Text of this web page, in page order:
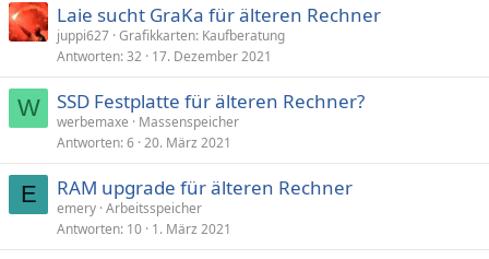
Laie sucht GraKa für älteren Rechner
juppi627 Grafikkarten: Kaufberatung
Antworten 32 17. Dezember 2021
W SSD Festplatte für älteren Rechner?
werbemaxe
Massenspeicher
Antworten 6 20. März 2021
E RAM upgrade für älteren Rechner
emery Arbeitsspeicher
Antworten 10 1. März 2021